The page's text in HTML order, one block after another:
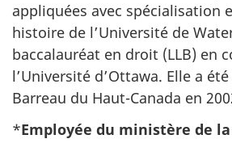
appliquées avec spécialisation
histoire de l’Université de
baccalauréat en droit (LLB) en
l’Université d’Ottawa. Elle a
Barreau du Haut-Canada en
*Employée du ministère de la